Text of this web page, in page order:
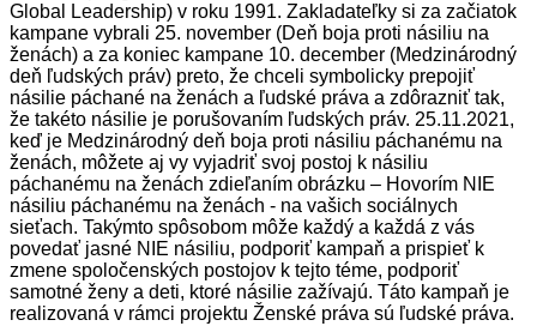
Global Leadership) v roku 1991. Zakladateľky si za začiatok
kampane vybrali 25. november (Deň boja proti násiliu na
ženách) a za koniec kampane 10. december (Medzinárodný
deň ľudských práv) preto, že chceli symbolicky prepojiť
násilie páchané na ženách a ľudské práva a zdôrazniť tak,
že takéto násilie je porušovaním ľudských práv. 25.11.2021,
keď je Medzinárodný deň boja proti násiliu páchanému na
ženách, môžete aj vy vyjadriť svoj postoj k násiliu
páchanému na ženách zdieľaním obrázku – Hovorím NIE
násiliu páchanému na ženách - na vašich sociálnych
sieťach. Takýmto spôsobom môže každý a každá z vás
povedať jasné NIE násiliu, podporiť kampaň a prispieť k
zmene spoločenských postojov k tejto téme, podporiť
samotné ženy a deti, ktoré násilie zažívajú. Táto kampaň je
realizovaná v rámci projektu Ženské práva sú ľudské práva.